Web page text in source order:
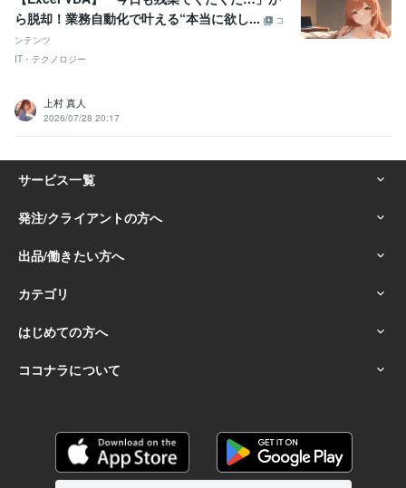
ら脱却！業務自動化で叶える“本当に欲し...
コ
ンテンツ
IT・テクノロジー
上村 真人
2026/07/28 20:17